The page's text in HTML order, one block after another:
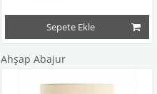
Sepete Ekle
Ahşap Abajur